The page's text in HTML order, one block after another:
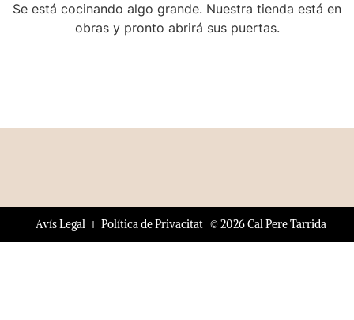
Se está cocinando algo grande. Nuestra tienda está en
obras y pronto abrirá sus puertas.
© 2026 Cal Pere Tarrida
Avís Legal Política de Privacitat